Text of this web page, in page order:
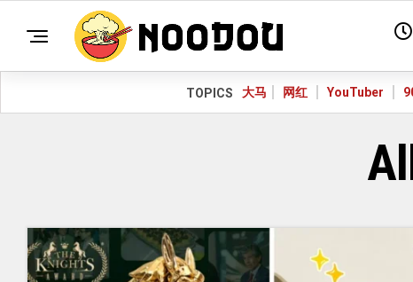
TOPICS 大马 网红 YouTuber